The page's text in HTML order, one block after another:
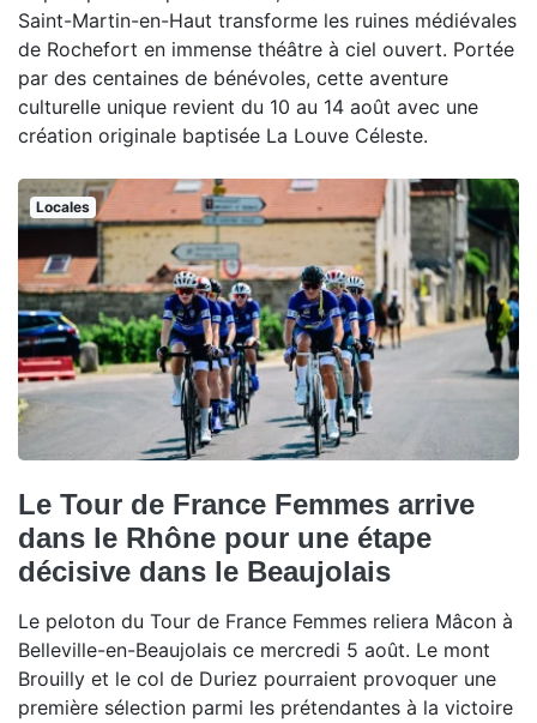
Saint-Martin-en-Haut transforme les ruines médiévales
de Rochefort en immense théâtre à ciel ouvert. Portée
par des centaines de bénévoles, cette aventure
culturelle unique revient du 10 au 14 août avec une
création originale baptisée La Louve Céleste.
Locales
Le Tour de France Femmes arrive
dans le Rhône pour une étape
décisive dans le Beaujolais
Le peloton du Tour de France Femmes reliera Mâcon à
Belleville-en-Beaujolais ce mercredi 5 août. Le mont
Brouilly et le col de Duriez pourraient provoquer une
première sélection parmi les prétendantes à la victoire